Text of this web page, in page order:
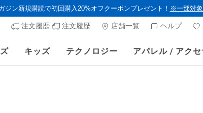
ジン新規購読で初回購入20%オフクーポンプレゼント！ ※一部対象
注文履歴 注文履歴 店舗一覧 ヘルプ
キッズ テクノロジー アパレル / アクセ